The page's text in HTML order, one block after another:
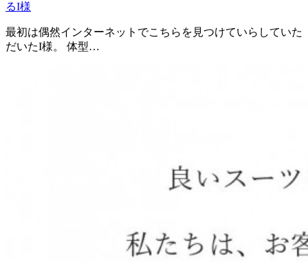
るI様
最初は偶然インターネットでこちらを見つけていらしていた
だいたI様。 体型…